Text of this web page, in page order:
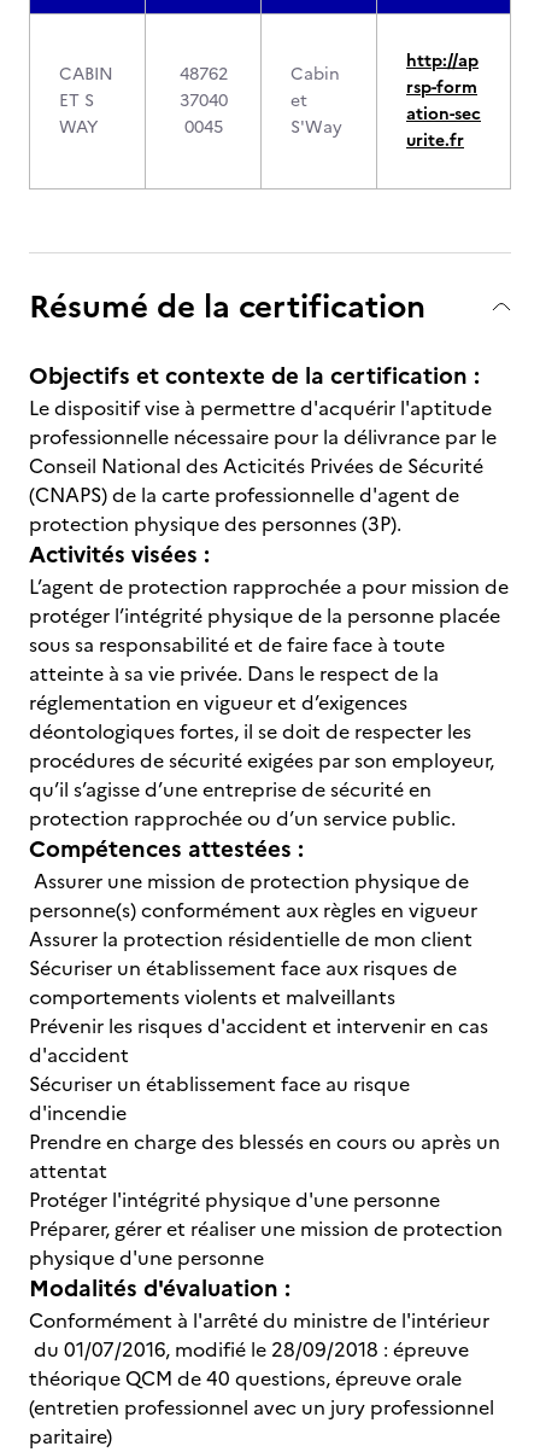
CABIN
ET S
WAY
48762
37040
0045
Cabin
et
S'Way
http://ap
rsp-form
ation-sec
urite.fr
Résumé de la certification
Objectifs et contexte de la certification :
Le dispositif vise à permettre d'acquérir l'aptitude
professionnelle nécessaire pour la délivrance par le
Conseil National des Acticités Privées de Sécurité
(CNAPS) de la carte professionnelle d'agent de
protection physique des personnes (3P).
Activités visées :
L’agent de protection rapprochée a pour mission de
protéger l’intégrité physique de la personne placée
sous sa responsabilité et de faire face à toute
atteinte à sa vie privée. Dans le respect de la
réglementation en vigueur et d’exigences
déontologiques fortes, il se doit de respecter les
procédures de sécurité exigées par son employeur,
qu’il s’agisse d’une entreprise de sécurité en
protection rapprochée ou d’un service public.
Compétences attestées :
Assurer une mission de protection physique de
personne(s) conformément aux règles en vigueur
Assurer la protection résidentielle de mon client
Sécuriser un établissement face aux risques de
comportements violents et malveillants
Prévenir les risques d'accident et intervenir en cas
d'accident
Sécuriser un établissement face au risque
d'incendie
Prendre en charge des blessés en cours ou après un
attentat
Protéger l'intégrité physique d'une personne
Préparer, gérer et réaliser une mission de protection
physique d'une personne
Modalités d'évaluation :
Conformément à l'arrêté du ministre de l'intérieur
du 01/07/2016, modifié le 28/09/2018 : épreuve
théorique QCM de 40 questions, épreuve orale
(entretien professionnel avec un jury professionnel
paritaire)